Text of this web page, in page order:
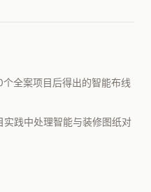
全案项目后得出的智能布线
实践中处理智能与装修图纸对